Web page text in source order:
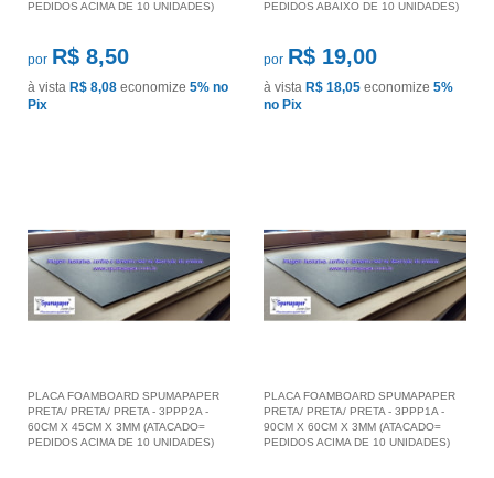
PEDIDOS ACIMA DE 10 UNIDADES)
por R$ 8,50
à vista R$ 8,08 economize 5% no
Pix
PEDIDOS ABAIXO DE 10 UNIDADES)
por R$ 19,00
à vista R$ 18,05 economize 5%
no Pix
PLACA FOAMBOARD SPUMAPAPER
PRETA/ PRETA/ PRETA - 3PPP2A -
60CM X 45CM X 3MM (ATACADO=
PEDIDOS ACIMA DE 10 UNIDADES)
PLACA FOAMBOARD SPUMAPAPER
PRETA/ PRETA/ PRETA - 3PPP1A -
90CM X 60CM X 3MM (ATACADO=
PEDIDOS ACIMA DE 10 UNIDADES)